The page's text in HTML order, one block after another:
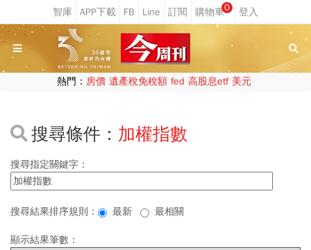
0
熱門： 房價 遺產稅免稅額 fed 高股息etf 美元
搜尋條件： 加權指數
搜尋指定關鍵字：
搜尋結果排序規則： 最新 最相關
顯示結果筆數：